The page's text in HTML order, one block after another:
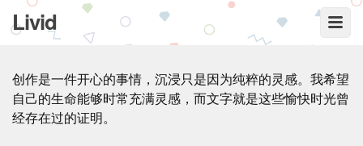
Livid
创作是一件开心的事情，沉浸只是因为纯粹的灵感。我希望
自己的生命能够时常充满灵感，而文字就是这些愉快时光曾
经存在过的证明。